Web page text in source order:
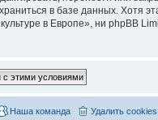
в базе данных. Хотя
в Европе», ни phpBB
Удалить
Наша команда